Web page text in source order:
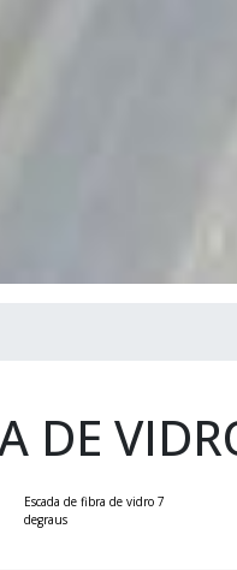
DE
Escada de fibra de vidro 7
degraus